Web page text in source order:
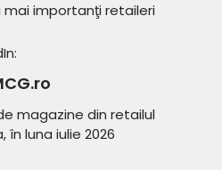
importanţi retaileri
magazine din retailul
în luna iulie 2026